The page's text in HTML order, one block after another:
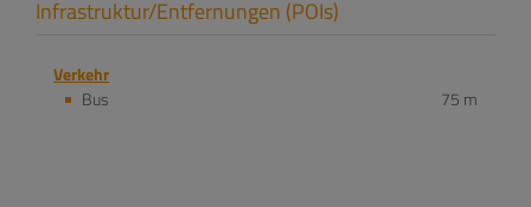
Infrastruktur/Entfernungen (POIs)
Verkehr
Bus
75 m